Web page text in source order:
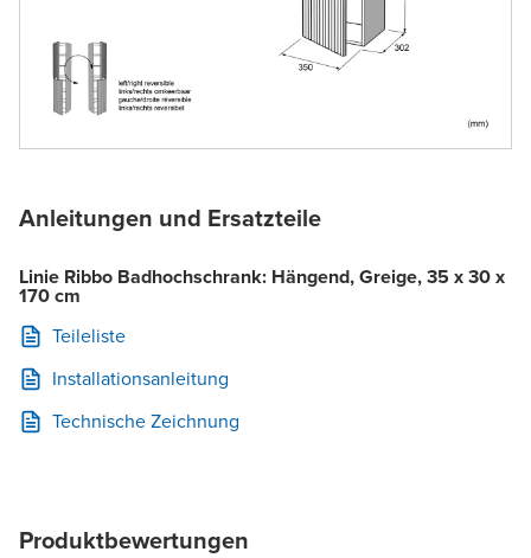
Anleitungen und Ersatzteile
Linie Ribbo Badhochschrank: Hängend, Greige, 35 x 30 x
170 cm
Teileliste
Installationsanleitung
Technische Zeichnung
Produktbewertungen